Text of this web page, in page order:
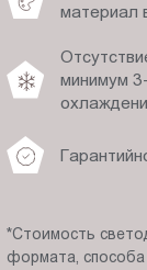
материал
минимум
*Стоимость
формата,